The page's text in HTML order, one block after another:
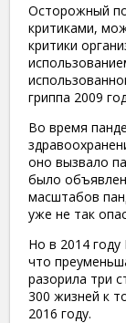
Осторожный
критиками,
критики
гриппа 2009
Во время
оно вызвало
было
масштабов
уже не так
Но в 2014 году
что
разорила три
300 жизней к
2016 году.